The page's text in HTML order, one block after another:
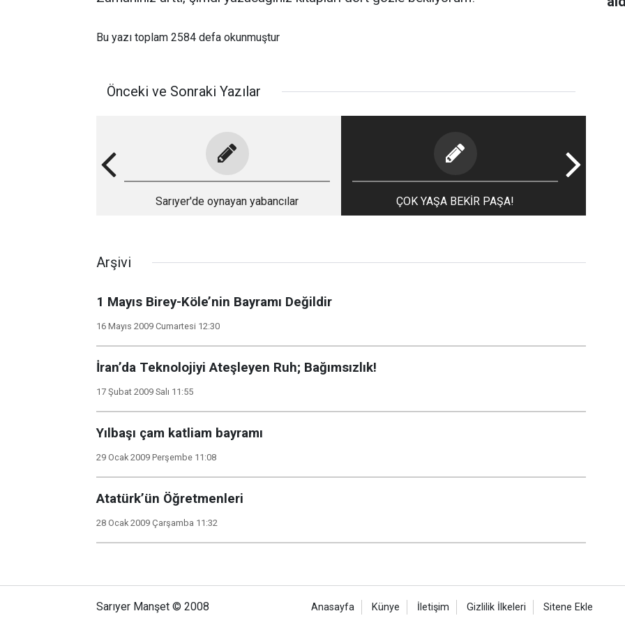
Bu yazı toplam 2584 defa okunmuştur
Önceki ve Sonraki Yazılar
Sarıyer'de oynayan yabancılar ÇOK YAŞA BEKİR PAŞA!
Arşivi
1 Mayıs Birey-Köle’nin Bayramı Değildir
16 Mayıs 2009 Cumartesi 12:30
İran’da Teknolojiyi Ateşleyen Ruh; Bağımsızlık!
17 Şubat 2009 Salı 11:55
Yılbaşı çam katliam bayramı
29 Ocak 2009 Perşembe 11:08
Atatürk’ün Öğretmenleri
28 Ocak 2009 Çarşamba 11:32
Sarıyer Manşet © 2008 Anasayfa Künye İletişim Gizlilik İlkeleri Sitene Ekle